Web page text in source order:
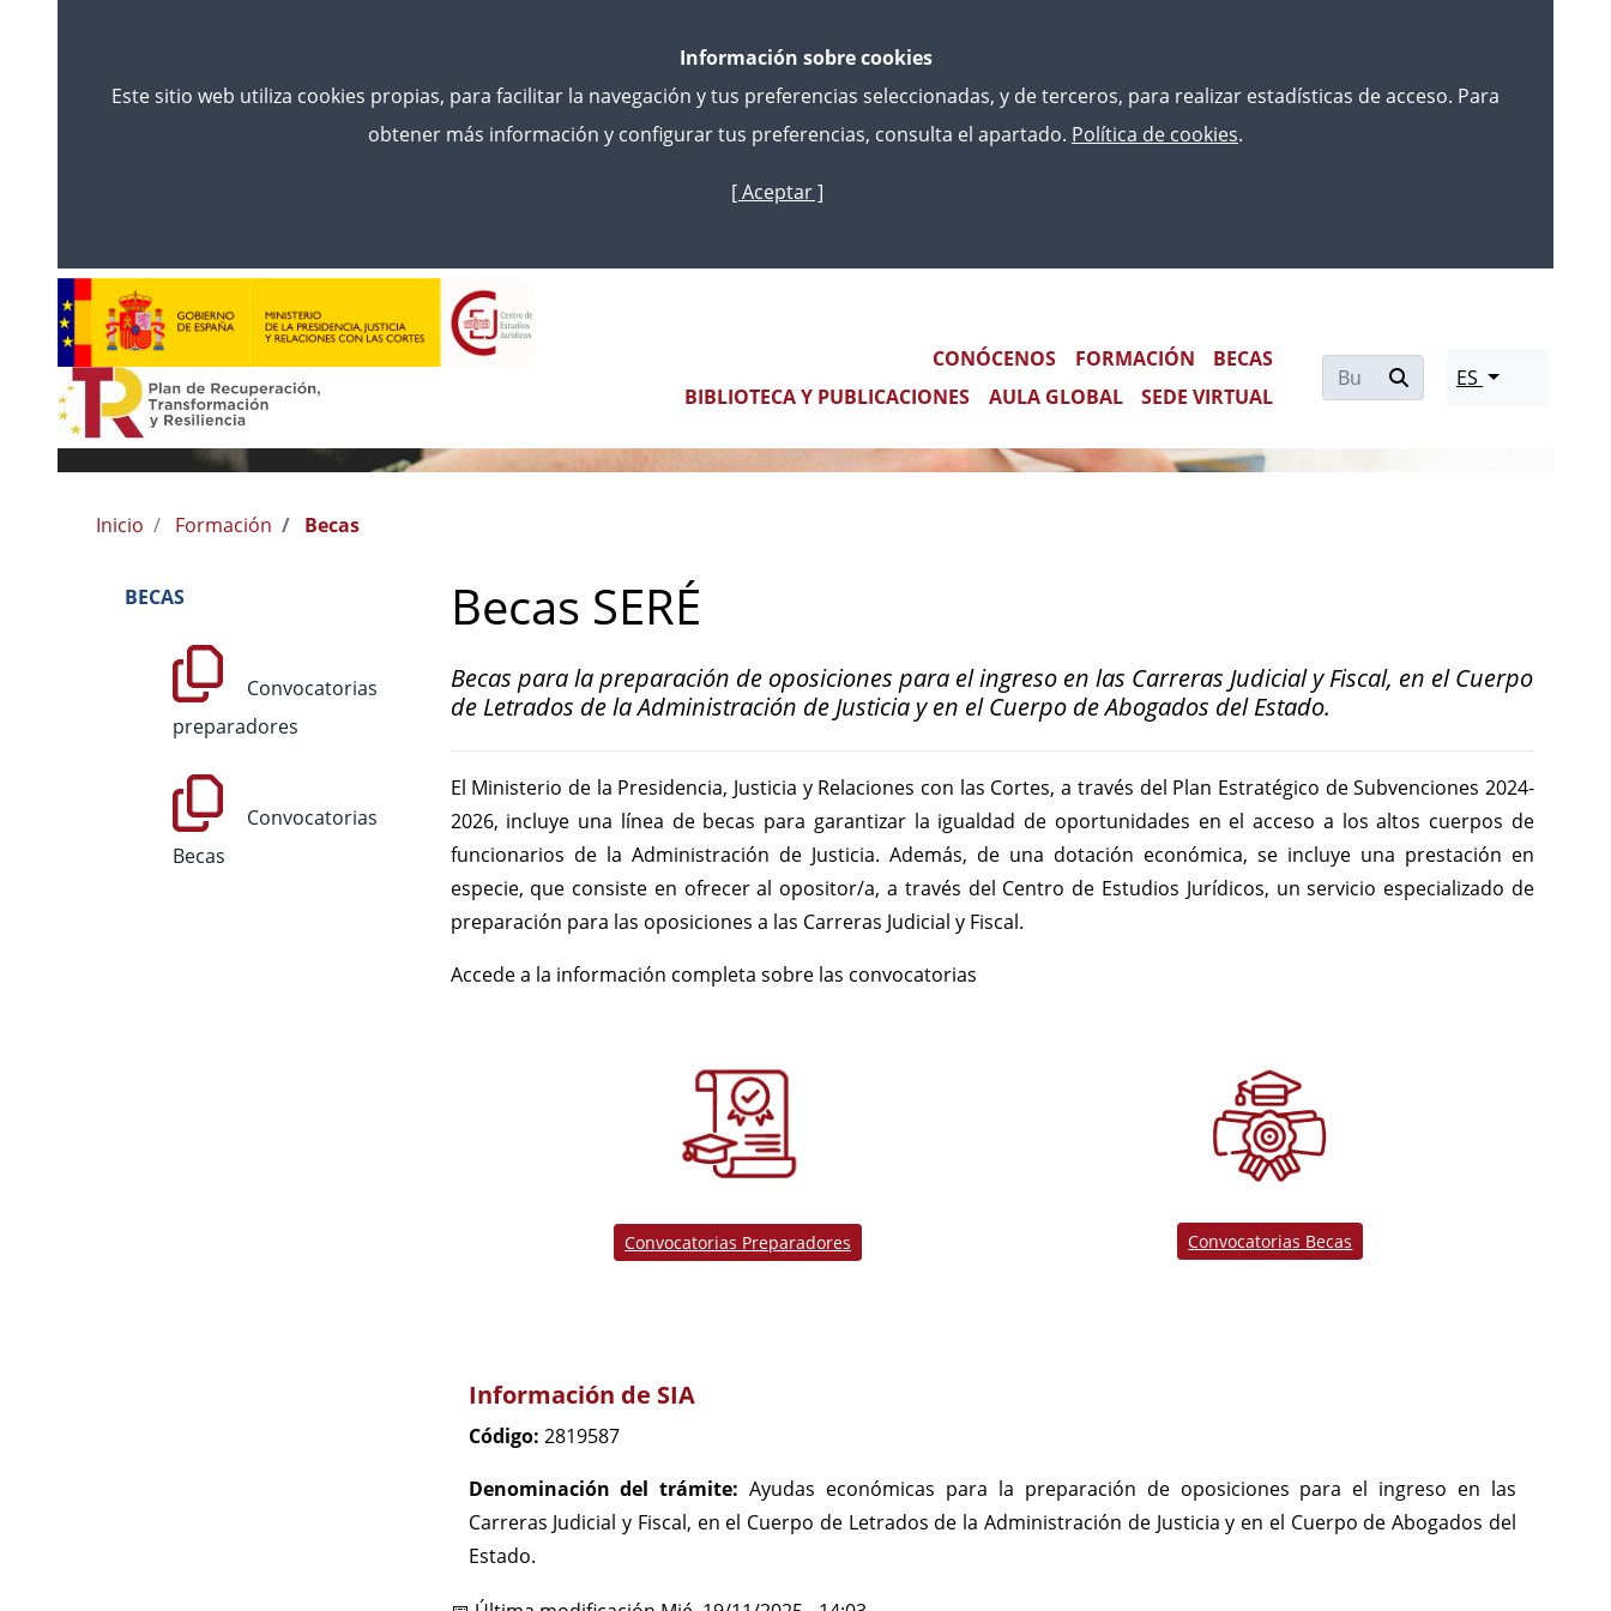
Pasar
contenido
Información sobre cookies
Este sitio web utiliza cookies propias, para facilitar la navegación y tus preferencias seleccionadas, y de terceros, para realizar estadísticas de acceso. Para
obtener más información y configurar tus preferencias, consulta el apartado. Política de cookies.
[ Aceptar ]
Main navigation
CONÓCENOS FORMACIÓN
BECAS
BIBLIOTECA Y PUBLICACIONES
AULA GLOBAL SEDE VIRTUAL
ES
Inicio Formación Becas
BECAS
Convocatorias
preparadores
Convocatorias
Becas
Becas SERÉ
Becas para la preparación de oposiciones para el ingreso en las Carreras Judicial y Fiscal, en el Cuerpo
de Letrados de la Administración de Justicia y en el Cuerpo de Abogados del Estado.
El Ministerio de la Presidencia, Justicia y Relaciones con las Cortes, a través del Plan Estratégico de Subvenciones 2024-
2026, incluye una línea de becas para garantizar la igualdad de oportunidades en el acceso a los altos cuerpos de
funcionarios de la Administración de Justicia. Además, de una dotación económica, se incluye una prestación en
especie, que consiste en ofrecer al opositor/a, a través del Centro de Estudios Jurídicos, un servicio especializado de
preparación para las oposiciones a las Carreras Judicial y Fiscal.
Accede a la información completa sobre las convocatorias
Convocatorias Preparadores Convocatorias Becas
Información de SIA
Código: 2819587
Denominación del trámite:Ayudas económicas para la preparación de oposiciones para el ingreso en las
Carreras Judicial y Fiscal, en el Cuerpo de Letrados de la Administración de Justicia y en el Cuerpo de Abogados del
Estado.